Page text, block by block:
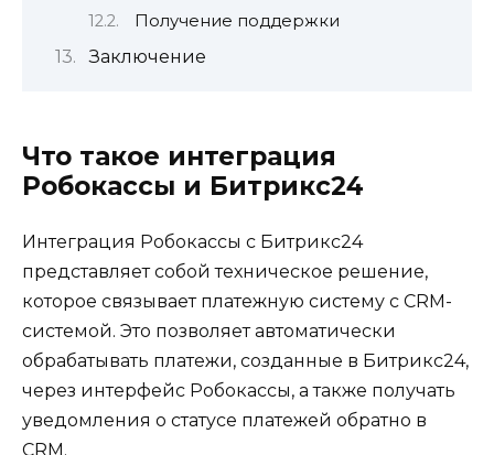
Получение поддержки
Заключение
Что такое интеграция
Робокассы и Битрикс24
Интеграция Робокассы с Битрикс24
представляет собой техническое решение,
которое связывает платежную систему с CRM-
системой. Это позволяет автоматически
обрабатывать платежи, созданные в Битрикс24,
через интерфейс Робокассы, а также получать
уведомления о статусе платежей обратно в
CRM.